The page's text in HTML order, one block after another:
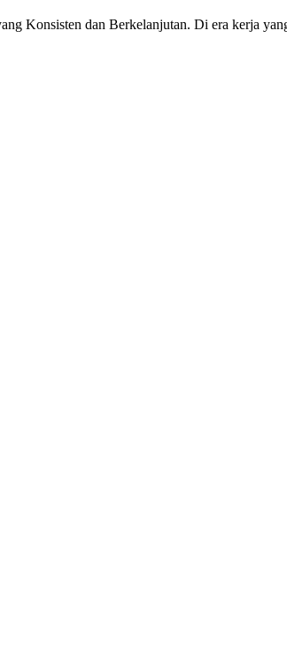
Konsisten dan Berkelanjutan. Di era kerja